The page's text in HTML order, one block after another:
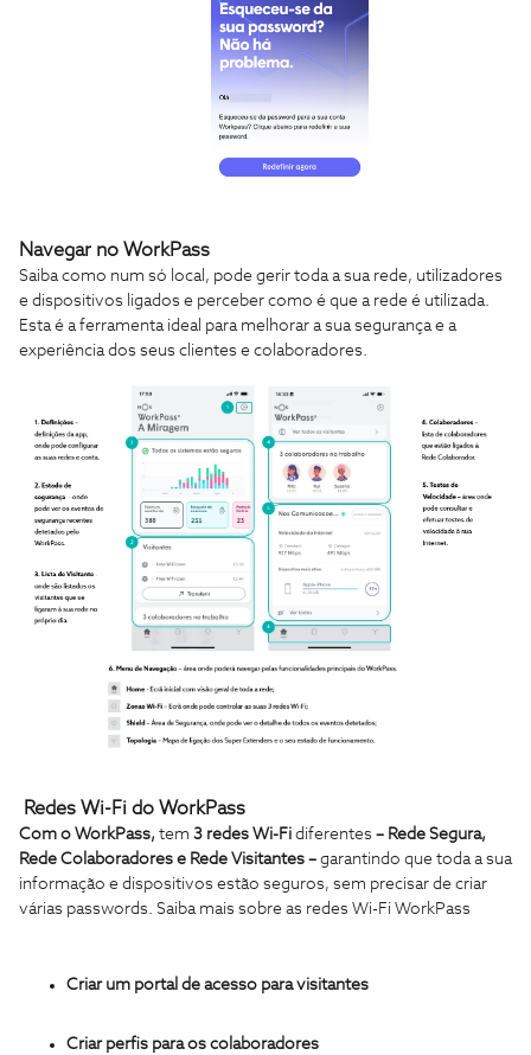
Navegar no WorkPass
Saiba como num só local, pode gerir toda a sua rede, utilizadores
e dispositivos ligados e perceber como é que a rede é utilizada.
Esta é a ferramenta ideal para melhorar a sua segurança e a
experiência dos seus clientes e colaboradores.
Redes Wi-Fi do WorkPass
Com o WorkPass, tem 3 redes Wi-Fi diferentes – Rede Segura,
Rede Colaboradores e Rede Visitantes – garantindo que toda a sua
informação e dispositivos estão seguros, sem precisar de criar
várias passwords. Saiba mais sobre as redes Wi-Fi WorkPass
Criar um portal de acesso para visitantes
Criar perfis para os colaboradores